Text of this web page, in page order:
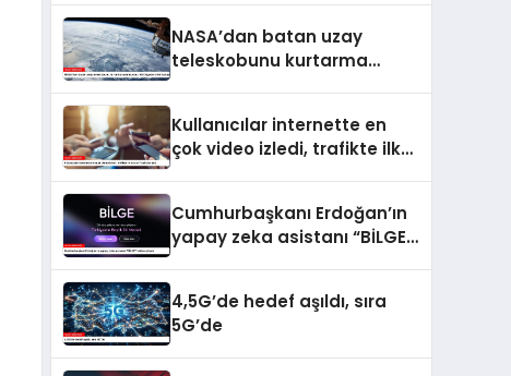
NASA’dan batan uzay
teleskobunu kurtarma
Kullanıcılar internette en
çok video izledi, trafikte ilk
Cumhurbaşkanı Erdoğan’ın
yapay zeka asistanı “BİLGE”
4,5G’de hedef aşıldı, sıra
5G’de